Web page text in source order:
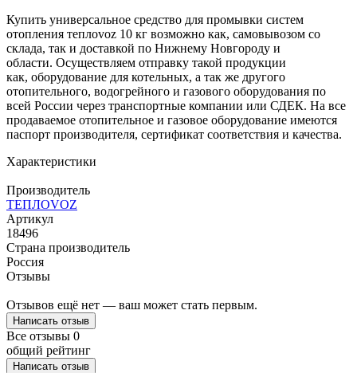
Купить универсальное средство для промывки систем
отопления теплоvoz 10 кг возможно как, самовывозом со
склада, так и доставкой по Нижнему Новгороду и
области. Осуществляем отправку такой продукции
как, оборудование для котельных, а так же другого
отопительного, водогрейного и газового оборудования по
всей России через транспортные компании или СДЕК. На все
продаваемое отопительное и газовое оборудование имеются
паспорт производителя, сертификат соответствия и качества.
Характеристики
Производитель
ТЕПЛОVOZ
Артикул
18496
Страна производитель
Россия
Отзывы
Отзывов ещё нет — ваш может стать первым.
Написать отзыв
Все отзывы 0
общий рейтинг
Написать отзыв